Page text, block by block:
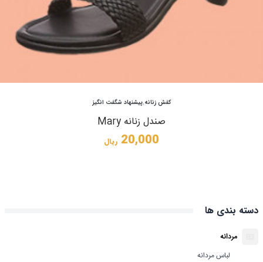
دسته بندی ها
مردانه
لباس مردانه
مشاهدهکفش زنانه,پیشنهاد شگفت انگیز
صندل زنانه Mary
20,000 ریال